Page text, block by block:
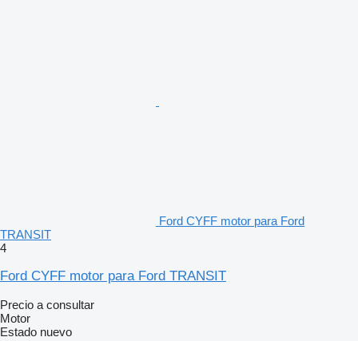
Ford CYFF motor para Ford
TRANSIT
4
Ford CYFF motor para Ford TRANSIT
Precio a consultar
Motor
Estado nuevo